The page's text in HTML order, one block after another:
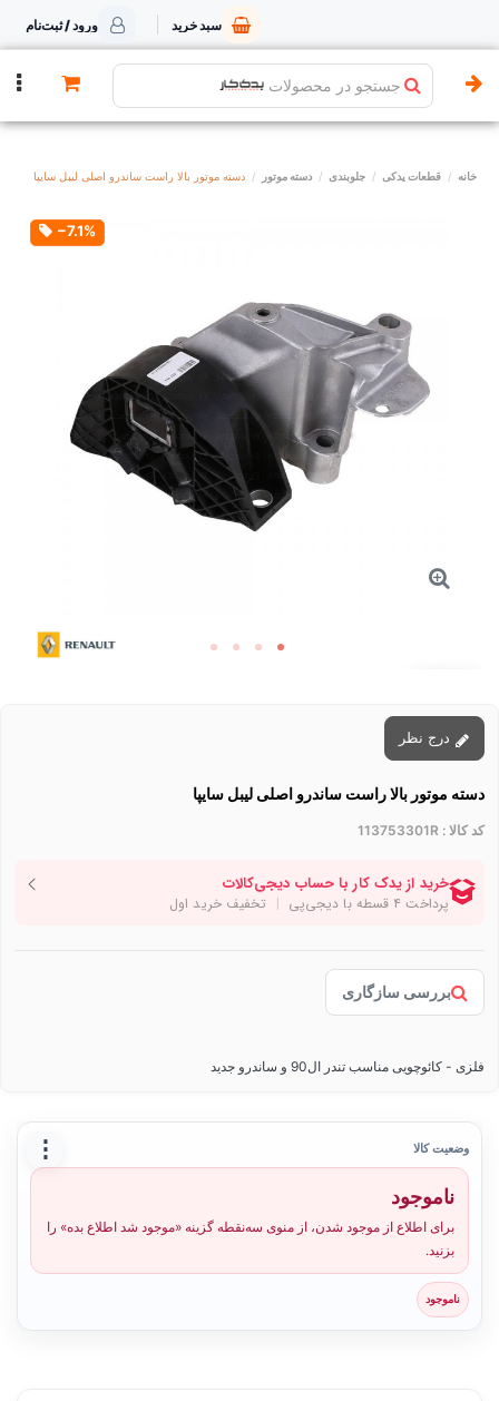
سبد خرید ورود / ثبت‌نام
جستجو در محصولات
خانه قطعات یدکی جلوبندی دسته موتور دسته موتور بالا راست ساندرو اصلی لیبل سایپا
‎−7.1%
دسته موتور بالا راست ساندرو اصلی لیبل سایپا
کد کالا : 113753301R
بررسی سازگاری
فلزی - کائوچویی مناسب تندر ال90 و ساندرو جدید
⋮ وضعیت کالا
ناموجود
برای اطلاع از موجود شدن، از منوی سه‌نقطه گزینه «موجود شد اطلاع بده» را
بزنید.
ناموجود